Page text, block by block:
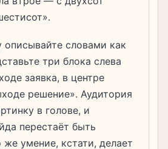
словами как
три блока слева
заявка, в центре
решение». Аудитория
в голове, и
перестаёт быть
умение, кстати, делает